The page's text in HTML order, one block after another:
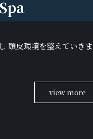
頭皮環境を整えていきま
view more